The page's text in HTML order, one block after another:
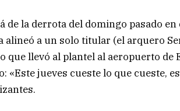
de la derrota del domingo pasado
alineó a un solo titular (el arquero
que llevó al plantel al aeropuerto de
«Este jueves cueste lo que cueste,